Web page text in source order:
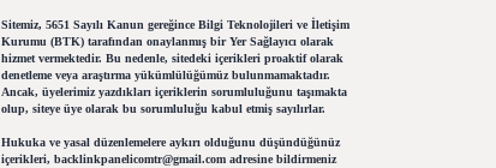
Sitemiz, 5651 Sayılı Kanun gereğince Bilgi Teknolojileri ve İletişim
Kurumu (BTK) tarafından onaylanmış bir Yer Sağlayıcı olarak
hizmet vermektedir. Bu nedenle, sitedeki içerikleri proaktif olarak
denetleme veya araştırma yükümlülüğümüz bulunmamaktadır.
Ancak, üyelerimiz yazdıkları içeriklerin sorumluluğunu taşımakta
olup, siteye üye olarak bu sorumluluğu kabul etmiş sayılırlar.
Hukuka ve yasal düzenlemelere aykırı olduğunu düşündüğünüz
içerikleri, backlinkpanelicomtr@gmail.comadresine bildirmeniz